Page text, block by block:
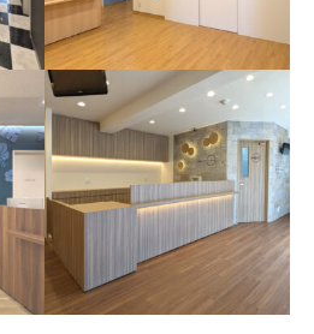
実籾駅前こどもおとなク